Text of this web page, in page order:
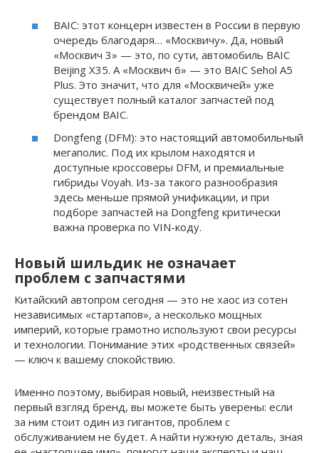
BAIC: этот концерн известен в России в первую
очередь благодаря… «Москвичу». Да, новый
«Москвич 3» — это, по сути, автомобиль BAIC
Beijing X35. А «Москвич 6» — это BAIC Sehol A5
Plus. Это значит, что для «Москвичей» уже
существует полный каталог запчастей под
брендом BAIC.
Dongfeng (DFM): это настоящий автомобильный
мегаполис. Под их крылом находятся и
доступные кроссоверы DFM, и премиальные
гибриды Voyah. Из-за такого разнообразия
здесь меньше прямой унификации, и при
подборе запчастей на Dongfeng критически
важна проверка по VIN-коду.
Новый шильдик не означает
проблем с запчастями
Китайский автопром сегодня — это не хаос из сотен
независимых «стартапов», а несколько мощных
империй, которые грамотно используют свои ресурсы
и технологии. Понимание этих «родственных связей»
— ключ к вашему спокойствию.
Именно поэтому, выбирая новый, неизвестный на
первый взгляд бренд, вы можете быть уверены: если
за ним стоит один из гигантов, проблем с
обслуживанием не будет. А найти нужную деталь, зная